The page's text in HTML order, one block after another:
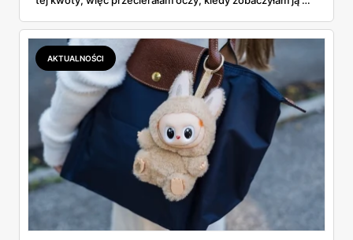
najszybciej rosnący sport w Polsce: kortów przybywa
lawinowo, a chętnych jeszcze szybciej. Sprawdziłam, co
dokładnie dostajemy za te pieniądze i komu taka rakieta
faktycznie wystarczy.
AKTUALNOŚCI